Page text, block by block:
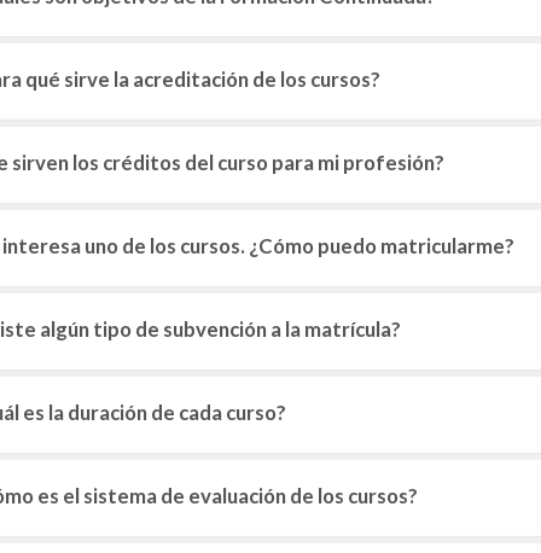
qué sirve la acreditación de los cursos?
sirven los créditos del curso para mi profesión?
uno de los cursos. ¿Cómo puedo matricularme?
algún tipo de subvención a la matrícula?
es la duración de cada curso?
es el sistema de evaluación de los cursos?